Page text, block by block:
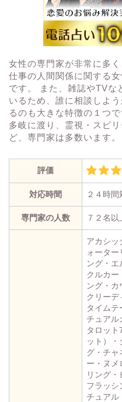
女性の専門家が非常に多
仕事の人間関係に関する
です。 また、雑誌やTVな
いるため、誰に相談しよ
るのも大きな特徴の１つ
多岐に渡り、霊視・スピ
ど、専門家は多数います。
評価
対応時間 ２４時間
専門家の人数 ７２名以
アカシッ
ォータ
ング・エ
クルカー
ング・カ
クリーデ
タイムテ
チュアル
タロット
ット）・
グ・チャ
ー・ヌメ
リング・
フラッシ
チュアル